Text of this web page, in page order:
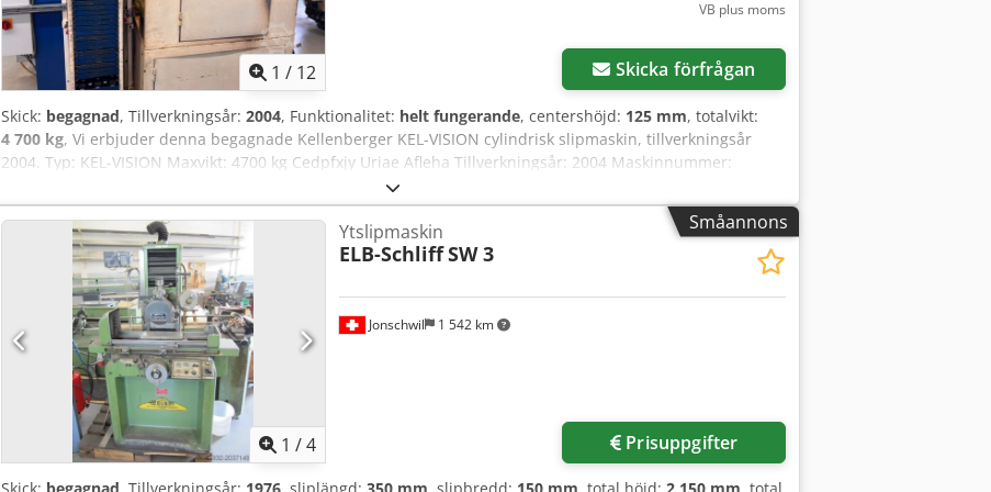
1 / 12
VB plus moms
Skicka förfrågan
Skick: begagnad, Tillverkningsår: 2004, Funktionalitet: helt fungerande, centershöjd: 125 mm, totalvikt:
4 700 kg, Vi erbjuder denna begagnade Kellenberger KEL-VISION cylindrisk slipmaskin, tillverkningsår
2004. Typ: KEL-VISION Maxvikt: 4700 kg Cedpfxjy Uriae Afleha Tillverkningsår: 2004 Maskinnummer:
665100 Med Universal Robots UR5-robot Om du har frågor eller behöver mer information, skicka gärna ett
meddelande eller ring oss.
Småannons
1 /4
Jonschwil 1 542 km
Ytslipmaskin
ELB-SchliffSW 3
Prisuppgifter
Skick: begagnad , Tillverkningsår: 1976 , sliplängd: 350 mm , slipbredd: 150 mm , total höjd: 2 150 mm , total